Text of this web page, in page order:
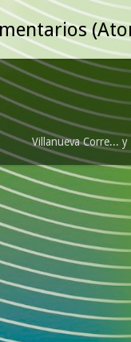
Villanueva Corre...